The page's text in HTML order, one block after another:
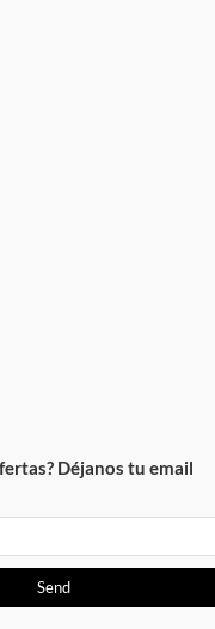
Déjanos tu email
Send